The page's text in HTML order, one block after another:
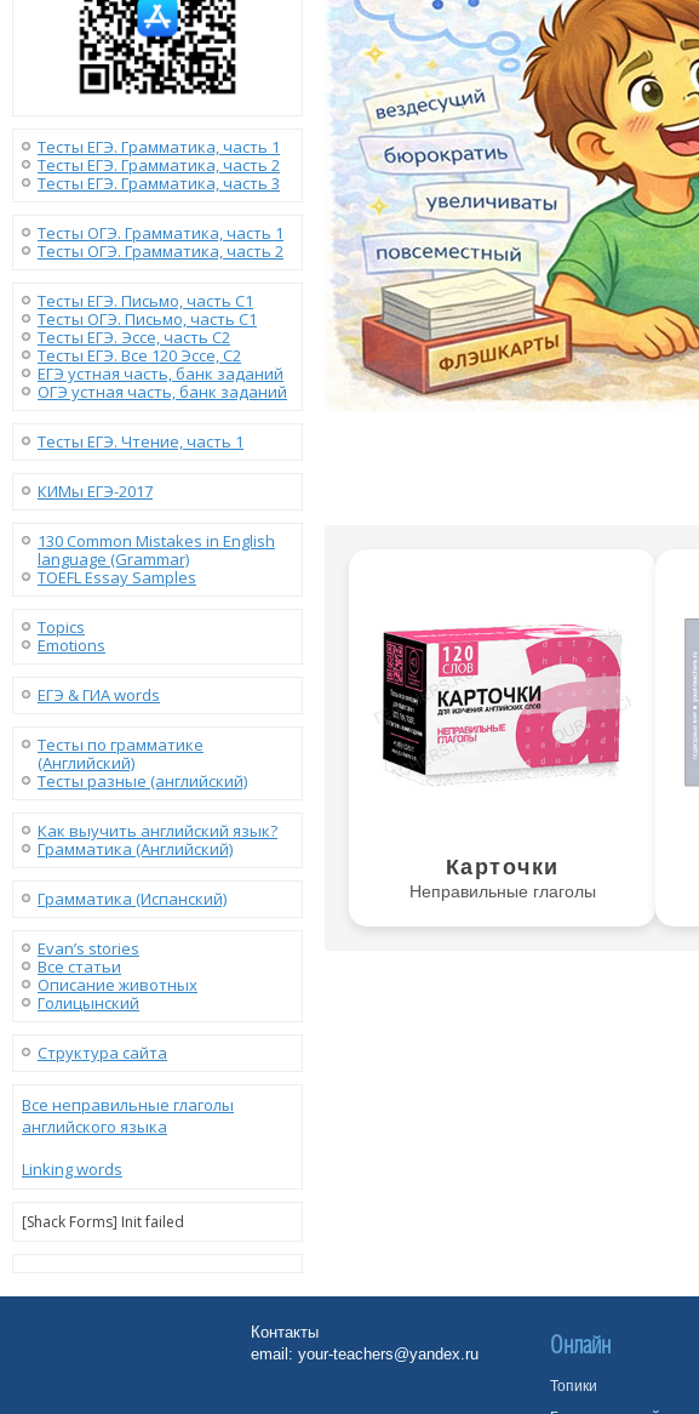
Тесты ЕГЭ. Грамматика, часть 1
Тесты ЕГЭ. Грамматика, часть 2
Тесты ЕГЭ. Грамматика, часть 3
Тесты ОГЭ. Грамматика, часть 1
Тесты ОГЭ. Грамматика, часть 2
Тесты ЕГЭ. Письмо, часть С1
Тесты ОГЭ. Письмо, часть С1
Тесты ЕГЭ. Эссе, часть C2
Тесты ЕГЭ. Все 120 Эссе, C2
ЕГЭ устная часть, банк заданий
ОГЭ устная часть, банк заданий
Тесты ЕГЭ. Чтение, часть 1
КИМы ЕГЭ-2017
130 Сommon Mistakes in English
language (Grammar)
TOEFL Essay Samples
Topics
Emotions
ЕГЭ & ГИА words
Тесты по грамматике
(Английский)
Тесты разные (английский)
Как выучить английский язык?
Грамматика (Английский)
Грамматика (Испанский)
Evan’s stories
Все статьи
Описание животных
Голицынский
Структура сайта
Все неправильные глаголы
английского языка
Linking words
[Shack Forms] Init failed
Карточки
Неправильные глаголы
Контакты
email: your-teachers@yandex.ru Онлайн
Топики